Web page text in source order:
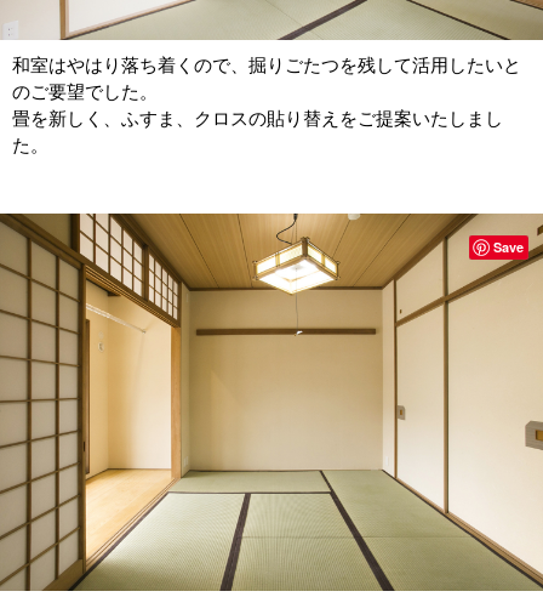
和室はやはり落ち着くので、掘りごたつを残して活用したいと
のご要望でした。
畳を新しく、ふすま、クロスの貼り替えをご提案いたしまし
た。
Save